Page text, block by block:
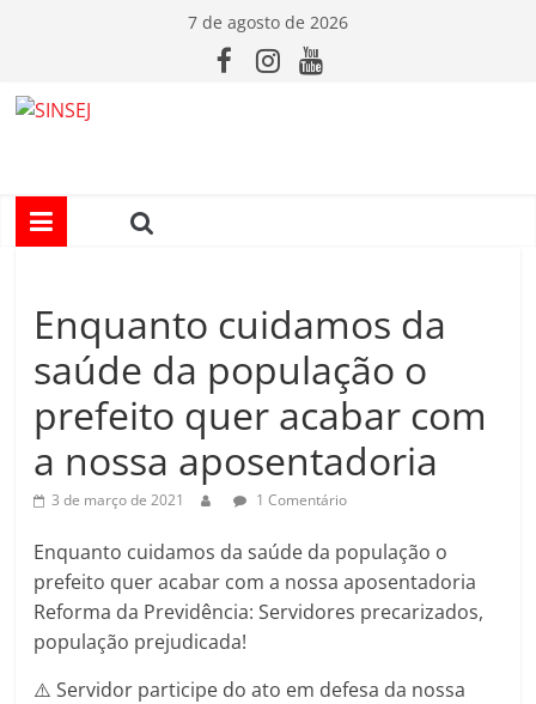
conteúdo
7 de agosto de 2026
I
S
E
Enquanto cuidamos da
saúde da população o
prefeito quer acabar com
a nossa aposentadoria
3 de março de 2021 1 Comentário
Enquanto cuidamos da saúde da população o
prefeito quer acabar com a nossa aposentadoria
Reforma da Previdência: Servidores precarizados,
população prejudicada!
⚠️ Servidor participe do ato em defesa da nossa